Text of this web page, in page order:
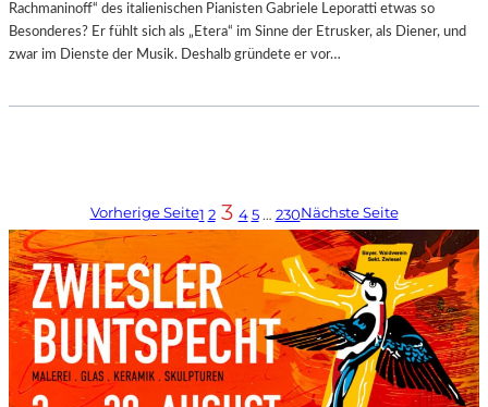
Rachmaninoff“ des italienischen Pianisten Gabriele Leporatti etwas so
Besonderes? Er fühlt sich als „Etera“ im Sinne der Etrusker, als Diener, und
zwar im Dienste der Musik. Deshalb gründete er vor…
Vorherige Seite1 2 3 4 5 … 230Nächste Seite